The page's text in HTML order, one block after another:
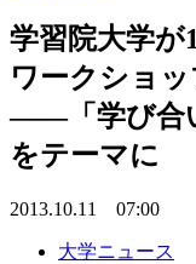
学習院大学が
ワークショ
――「学び合
をテーマに
2013.10.11 07:00
大学ニュース